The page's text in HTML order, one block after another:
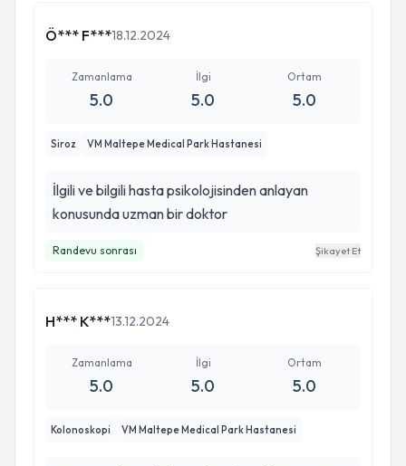
Ö*** F***18.12.2024
Zamanlama
5.0
İlgi
5.0
Ortam
5.0
Siroz VM Maltepe Medical Park Hastanesi
İlgili ve bilgili hasta psikolojisinden anlayan
konusunda uzman bir doktor
Randevu sonrası Şikayet Et
H*** K***13.12.2024
Zamanlama
5.0
İlgi
5.0
Ortam
5.0
Kolonoskopi VM Maltepe Medical Park Hastanesi